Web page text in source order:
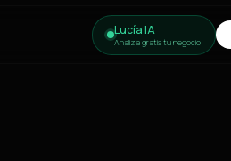
Lucía IA
Analiza gratis tu negocio